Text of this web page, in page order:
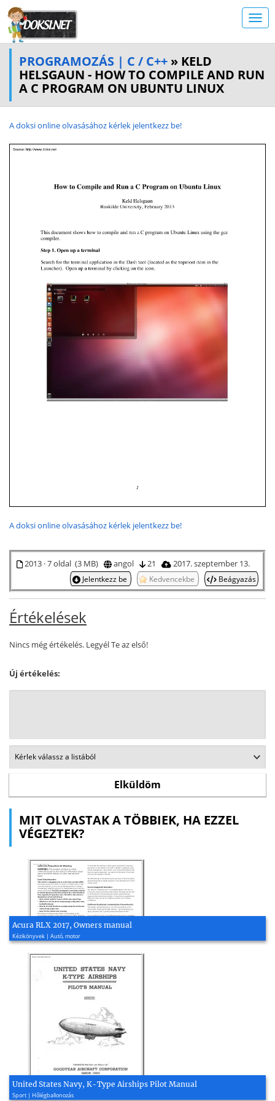
PROGRAMOZÁS | C / C++ » KELD
HELSGAUN - HOW TO COMPILE AND RUN
A C PROGRAM ON UBUNTU LINUX
A doksi online olvasásához kérlek jelentkezz be!
A doksi online olvasásához kérlek jelentkezz be!
2013 · 7 oldal (3 MB) angol 21 2017. szeptember 13.
Jelentkezz be Kedvencekbe Beágyazás
Értékelések
Nincs még értékelés. Legyél Te az első!
Új értékelés:
MIT OLVASTAK A TÖBBIEK, HA EZZEL
VÉGEZTEK?
Acura RLX 2017, Owners manual
Kézikönyvek | Autó, motor
United States Navy, K-Type Airships Pilot Manual
Sport | Hőlégballonozás